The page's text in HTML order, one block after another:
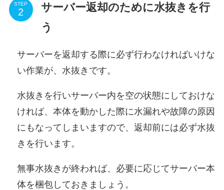
STEP
サーバー返却のために水抜きを行
う
サーバーを返却する際に必ず行わなければいけな
い作業が、 水抜き です。
水抜きを行いサーバー内を空の状態にしておけな
ければ、本体を動かした際に水漏れや故障の原因
にもなってしまいますので、返却前には必ず水抜
きを行います。
無事水抜きが終われば、必要に応じてサーバー本
体を梱包しておきましょう。